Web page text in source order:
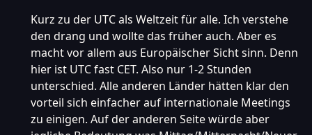
Kurz zu der UTC als Weltzeit für alle. Ich verstehe
den drang und wollte das früher auch. Aber es
macht vor allem aus Europäischer Sicht sinn. Denn
hier ist UTC fast CET. Also nur 1-2 Stunden
unterschied. Alle anderen Länder hätten klar den
vorteil sich einfacher auf internationale Meetings
zu einigen. Auf der anderen Seite würde aber